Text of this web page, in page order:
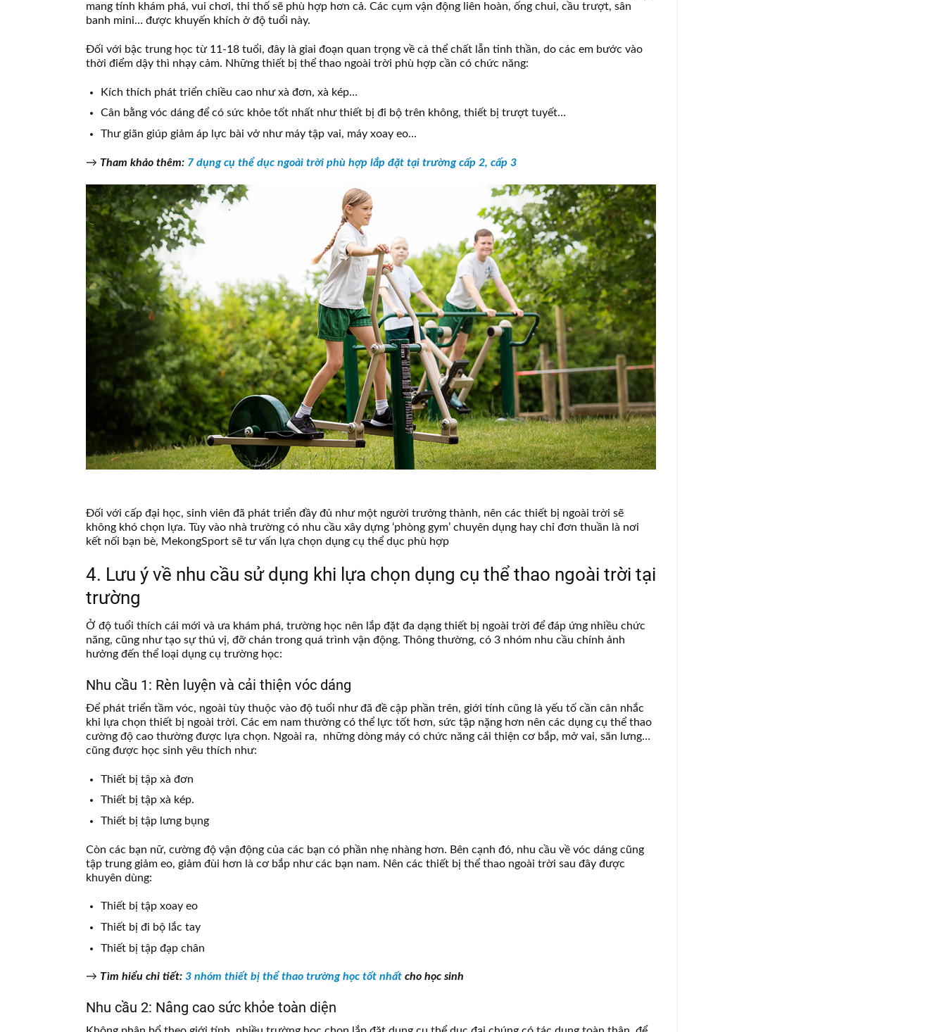
mang tính khám phá, vui chơi, thi thố sẽ phù hợp hơn cả. Các cụm vận động liên hoàn, ống chui, cầu trượt, sân
banh mini… được khuyến khích ở độ tuổi này.
Đối với bậc trung học từ 11-18 tuổi, đây là giai đoạn quan trọng về cả thể chất lẫn tinh thần, do các em bước vào
thời điểm dậy thì nhạy cảm. Những thiết bị thể thao ngoài trời phù hợp cần có chức năng:
Kích thích phát triển chiều cao như xà đơn, xà kép…
Cân bằng vóc dáng để có sức khỏe tốt nhất như thiết bị đi bộ trên không, thiết bị trượt tuyết…
Thư giãn giúp giảm áp lực bài vở như máy tập vai, máy xoay eo…
→ Tham khảo thêm: 7 dụng cụ thể dục ngoài trời phù hợp lắp đặt tại trường cấp 2, cấp 3
Đối với cấp đại học, sinh viên đã phát triển đầy đủ như một người trưởng thành, nên các thiết bị ngoài trời sẽ
không khó chọn lựa. Tùy vào nhà trường có nhu cầu xây dựng ‘phòng gym’ chuyên dụng hay chỉ đơn thuần là nơi
kết nối bạn bè, MekongSport sẽ tư vấn lựa chọn dụng cụ thể dục phù hợp
4. Lưu ý về nhu cầu sử dụng khi lựa chọn dụng cụ thể thao ngoài trời tại
trường
Ở độ tuổi thích cái mới và ưa khám phá, trường học nên lắp đặt đa dạng thiết bị ngoài trời để đáp ứng nhiều chức
năng, cũng như tạo sự thú vị, đỡ chán trong quá trình vận động. Thông thường, có 3 nhóm nhu cầu chính ảnh
hưởng đến thể loại dụng cụ trường học:
Nhu cầu 1: Rèn luyện và cải thiện vóc dáng
Để phát triển tầm vóc, ngoài tùy thuộc vào độ tuổi như đã đề cập phần trên, giới tính cũng là yếu tố cần cân nhắc
khi lựa chọn thiết bị ngoài trời. Các em nam thường có thể lực tốt hơn, sức tập nặng hơn nên các dụng cụ thể thao
cường độ cao thường được lựa chọn. Ngoài ra, những dòng máy có chức năng cải thiện cơ bắp, mở vai, săn lưng…
cũng được học sinh yêu thích như:
Thiết bị tập xà đơn
Thiết bị tập xà kép.
Thiết bị tập lưng bụng
Còn các bạn nữ, cường độ vận động của các bạn có phần nhẹ nhàng hơn. Bên cạnh đó, nhu cầu về vóc dáng cũng
tập trung giảm eo, giảm đùi hơn là cơ bắp như các bạn nam. Nên các thiết bị thể thao ngoài trời sau đây được
khuyên dùng:
Thiết bị tập xoay eo
Thiết bị đi bộ lắc tay
Thiết bị tập đạp chân
→ Tìm hiểu chi tiết: 3 nhóm thiết bị thể thao trường học tốt nhất cho học sinh
Nhu cầu 2: Nâng cao sức khỏe toàn diện